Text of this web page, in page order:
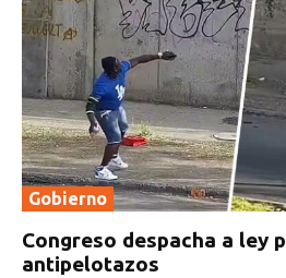
Gobierno
Congreso despacha a ley
antipelotazos